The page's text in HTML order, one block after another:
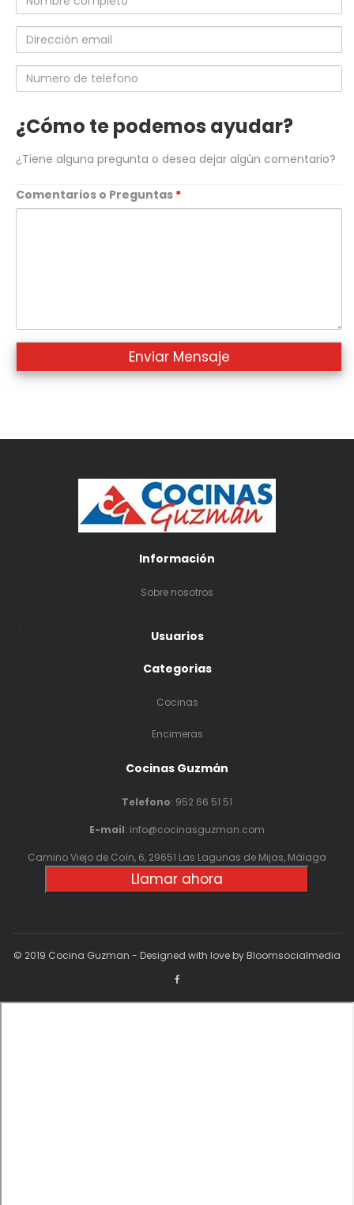
completo
Dirección
email
Numero
de
¿Cómo te podemos ayudar?
¿Tiene alguna pregunta o desea dejar algún comentario?
Comentarios o Preguntas *
Información
Sobre nosotros
.
Usuarios
Categorias
Cocinas
Encimeras
Cocinas Guzmán
Telefono: 952 66 51 51
E-mail: info@cocinasguzman.com
Camino Viejo de Coín, 6, 29651 Las Lagunas de Mijas, Málaga
Llamar ahora
© 2019 Cocina Guzman - Designed with love by Bloomsocialmedia